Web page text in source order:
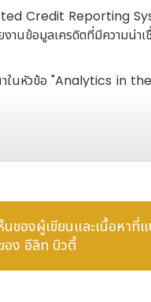
Credit Reporting
านข้อมูลเครดิตที่มีความน่
นาในหัวข้อ "Analytics
– The
ความเชื่อมั่นด้านข้อมูลร่ว
คุณภาพของข้อมูล โมเดลปั
ลาดที่มีการนำโซลูชันมาป
ของผู้เขียนและเนื้อหา
อง อีลิท บิวตี้